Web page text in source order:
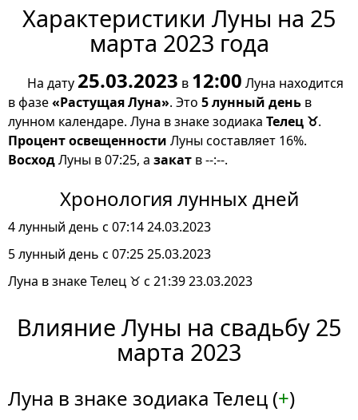
Характеристики Луны на 25
марта 2023 года
На дату 25.03.2023 в 12:00 Луна находится
в фазе«Растущая Луна». Это 5 лунный день в
лунном календаре. Луна в знаке зодиака Телец ♉.
Процент освещенности Луны составляет 16%.
ВосходЛуны в 07:25, а закат в --:--.
Хронология лунных дней
4 лунный день с 07:14 24.03.2023
5 лунный день с 07:25 25.03.2023
Луна в знаке Телец ♉ с 21:39 23.03.2023
Влияние Луны на свадьбу 25
марта 2023
Луна в знаке зодиака Телец (+)